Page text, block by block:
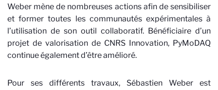
Weber mène de nombreuses actions afin de sensibiliser
et former toutes les communautés expérimentales à
l’utilisation de son outil collaboratif. Bénéficiaire d’un
projet de valorisation de CNRS Innovation, PyMoDAQ
continue également d’être amélioré.
Pour ses différents travaux, Sébastien Weber est